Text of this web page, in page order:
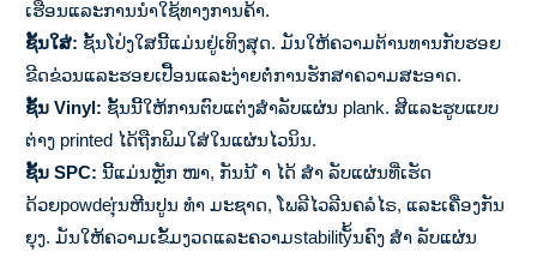
ເຮືອນແລະການນໍາໃຊ້ທາງການຄ້າ.
ຊັ້ນໃສ່: ຊັ້ນໂປ່ງໃສນີ້ແມ່ນຢູ່ເທິງສຸດ. ມັນໃຫ້ຄວາມຕ້ານທານກັບຮອຍ
ຂີດຂ່ວນແລະຮອຍເປື້ອນແລະງ່າຍຕໍ່ການຮັກສາຄວາມສະອາດ.
ຊັ້ນ Vinyl: ຊັ້ນນີ້ໃຫ້ການຕົບແຕ່ງສໍາລັບແຜ່ນ plank. ສີແລະຮູບແບບ
ຕ່າງ printed ໄດ້ຖືກພິມໃສ່ໃນແຜ່ນໄວນິນ.
ຊັ້ນ SPC: ນີ້ແມ່ນຫຼັກ ໜາ, ກັນນ້ ຳ ໄດ້ ສຳ ລັບແຜ່ນທີ່ເຮັດ
ດ້ວຍpowderຸ່ນຫີນປູນ ທຳ ມະຊາດ, ໂພລີໄວລີນຄລໍໄຣ, ແລະເຄື່ອງກັນ
ຍຸງ. ມັນໃຫ້ຄວາມເຂັ້ມງວດແລະຄວາມstabilityັ້ນຄົງ ສຳ ລັບແຜ່ນ